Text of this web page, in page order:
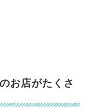
お店がたくさ